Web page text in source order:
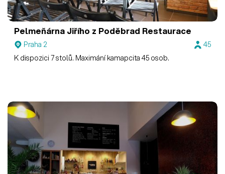
Pelmeňárna Jiřího z Poděbrad Restaurace
Praha 2
45
K dispozici 7 stolů. Maximání kamapcita 45 osob.